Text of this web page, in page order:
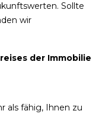
Sollte
wir
der Immobilie
als fähig, Ihnen zu